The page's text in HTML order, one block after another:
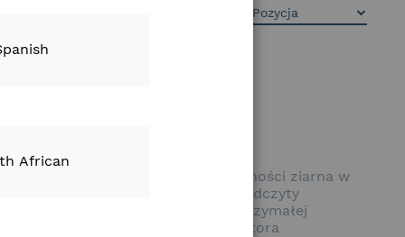
pojemnościowe wilgotności ziarna w
rolnikom bieżące i średnie odczyty
Jest on wykonany z bardzo wytrzymałej
u podstawy czystego elewatora
African